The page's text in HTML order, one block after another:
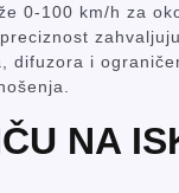
0-100 km/h za
difuzora i
NA